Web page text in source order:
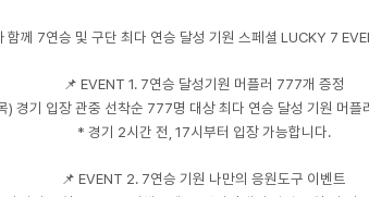
함께 7연승 및 구단 최다 연승 달성 기원 스페셜 LUCKY 7
📌 EVENT 1. 7연승 달성기원 머플러 777개 증정
) 경기 입장 관중 선착순 777명 대상 최다 연승 달성 기원 머플
* 경기 2시간 전, 17시부터 입장 가능합니다.
📌 EVENT 2. 7연승 기원 나만의 응원도구 이벤트